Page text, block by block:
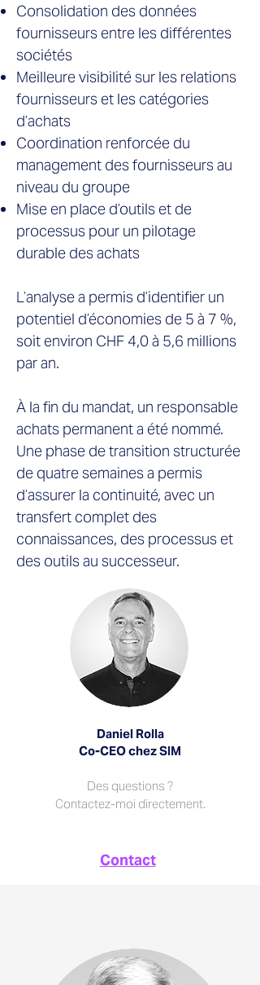
Consolidation des données
fournisseurs entre les différentes
sociétés
Meilleure visibilité sur les relations
fournisseurs et les catégories
d’achats
Coordination renforcée du
management des fournisseurs au
niveau du groupe
Mise en place d’outils et de
processus pour un pilotage
durable des achats
L’analyse a permis d’identifier un
potentiel d’économies de 5 à 7 %,
soit environ CHF 4,0 à 5,6 millions
par an.
À la fin du mandat, un responsable
achats permanent a été nommé.
Une phase de transition structurée
de quatre semaines a permis
d’assurer la continuité, avec un
transfert complet des
connaissances, des processus et
des outils au successeur.
Daniel Rolla
Co-CEO chez SIM
Des questions ?
Contactez-moi directement.
Contact